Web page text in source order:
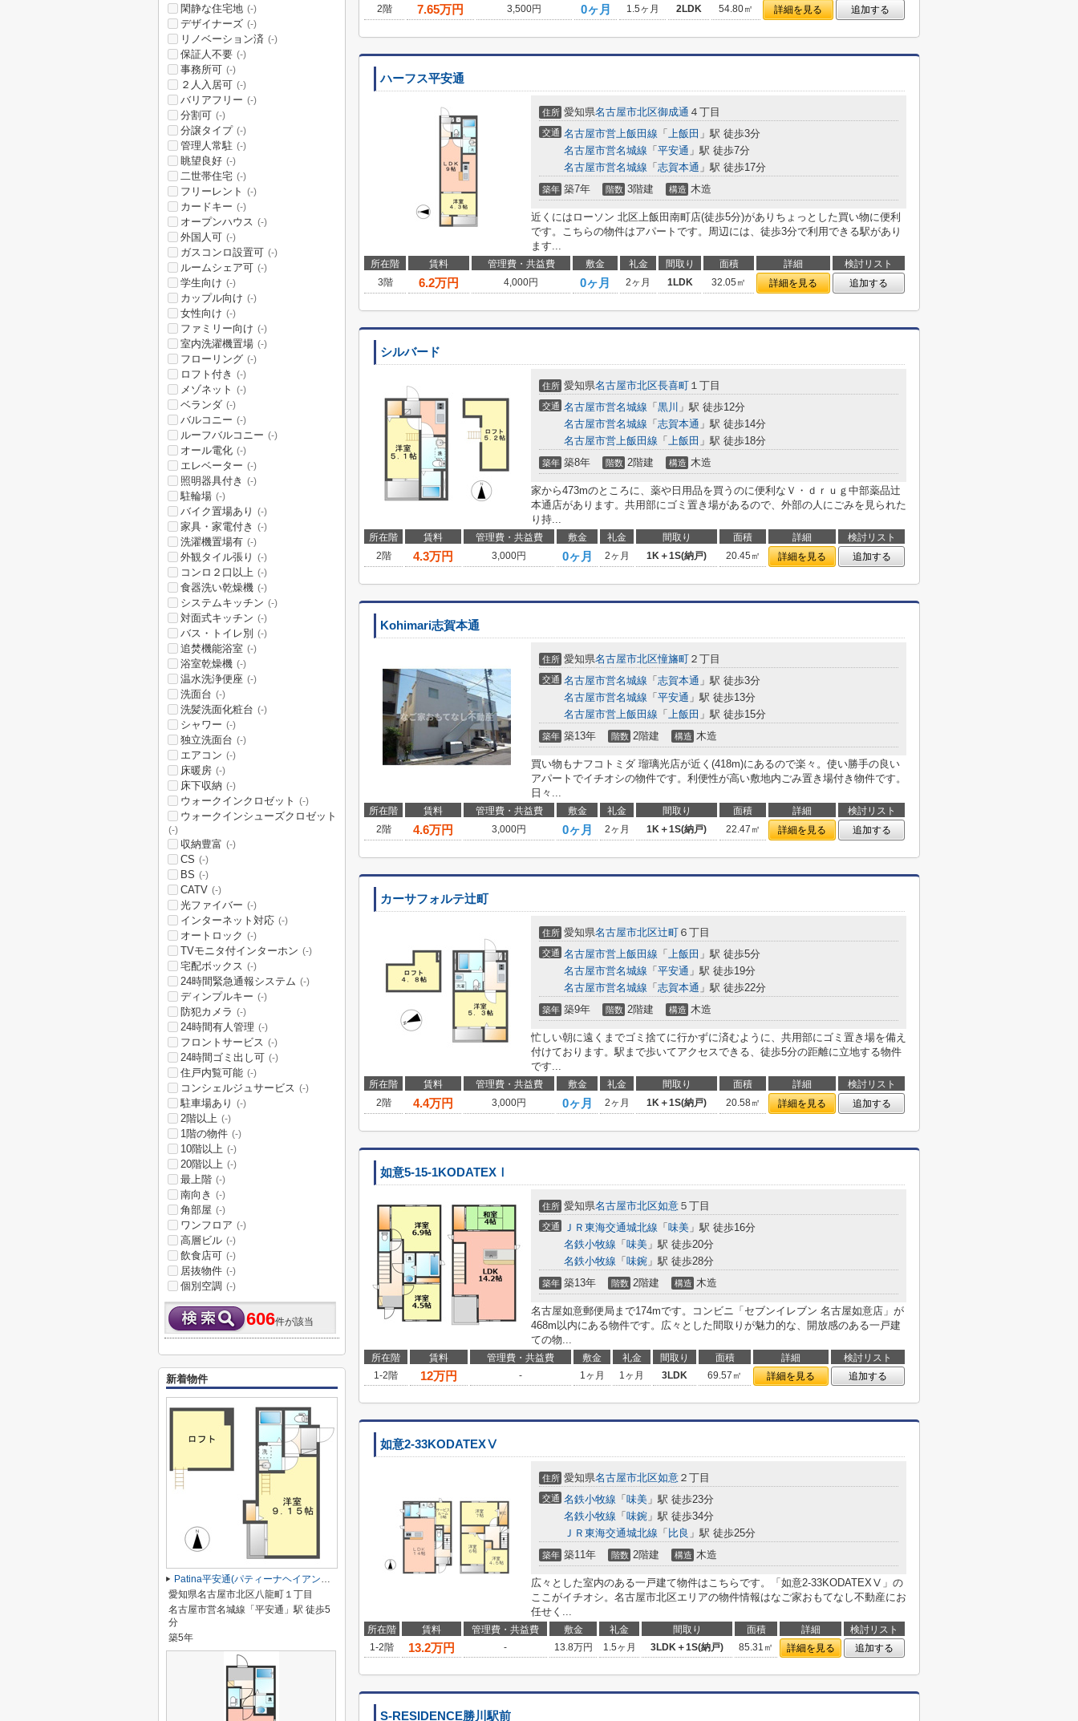
2階
7.65万円 3,500円 0ヶ月 1.5ヶ月 2LDK 54.80㎡ 詳細を見る 追加する
ハーフス平安通
住所 愛知県名古屋市北区御成通 ４丁目
交通 名古屋市営上飯田線 「 上飯田 」駅 徒歩3分
名古屋市営名城線 「 平安通 」駅 徒歩7分
名古屋市営名城線 「 志賀本通 」駅 徒歩17分
築年 築7年 階数 3階建 構造 木造
近くにはローソン 北区上飯田南町店(徒歩5分)がありちょっとした買い物に便利
です。こちらの物件はアパートです。周辺には、徒歩3分で利用できる駅があり
ます...
所在階 賃料 管理費・共益費 敷金 礼金 間取り 面積 詳細
検討リスト
3階
6.2万円 4,000円 0ヶ月 2ヶ月 1LDK 32.05㎡ 詳細を見る 追加する
シルバード
住所 愛知県名古屋市北区長喜町 １丁目
交通 名古屋市営名城線 「 黒川 」駅 徒歩12分
名古屋市営名城線 「 志賀本通 」駅 徒歩14分
名古屋市営上飯田線 「 上飯田 」駅 徒歩18分
築年 築8年 階数 2階建 構造 木造
家から473mのところに、薬や日用品を買うのに便利なＶ・ｄｒｕｇ中部薬品辻
本通店があります。共用部にゴミ置き場があるので、外部の人にごみを見られた
り持...
所在階 賃料 管理費・共益費 敷金 礼金 間取り 面積 詳細
検討リスト
2階
4.3万円 3,000円 0ヶ月 2ヶ月 1K＋1S(納戸) 20.45㎡ 詳細を見る 追加する
Kohimari志賀本通
住所 愛知県名古屋市北区憧旛町 ２丁目
交通 名古屋市営名城線 「 志賀本通 」駅 徒歩3分
名古屋市営名城線 「 平安通 」駅 徒歩13分
名古屋市営上飯田線 「 上飯田 」駅 徒歩15分
築年 築13年 階数 2階建 構造 木造
買い物もナフコトミダ 瑠璃光店が近く(418m)にあるので楽々。使い勝手の良い
アパートでイチオシの物件です。利便性が高い敷地内ごみ置き場付き物件です。
日々...
所在階 賃料 管理費・共益費 敷金 礼金 間取り 面積 詳細
検討リスト
2階
4.6万円 3,000円 0ヶ月 2ヶ月 1K＋1S(納戸) 22.47㎡ 詳細を見る 追加する
カーサフォルテ辻町
住所 愛知県名古屋市北区辻町 ６丁目
交通 名古屋市営上飯田線 「 上飯田 」駅 徒歩5分
名古屋市営名城線 「 平安通 」駅 徒歩19分
名古屋市営名城線 「 志賀本通 」駅 徒歩22分
築年 築9年 階数 2階建 構造 木造
忙しい朝に遠くまでゴミ捨てに行かずに済むように、共用部にゴミ置き場を備え
付けております。駅まで歩いてアクセスできる、徒歩5分の距離に立地する物件
です...
所在階 賃料 管理費・共益費 敷金 礼金 間取り 面積 詳細
検討リスト
2階
4.4万円 3,000円 0ヶ月 2ヶ月 1K＋1S(納戸) 20.58㎡ 詳細を見る 追加する
如意5-15-1KODATEXⅠ
住所 愛知県名古屋市北区如意 ５丁目
交通 ＪＲ東海交通城北線 「 味美 」駅 徒歩16分
名鉄小牧線 「 味美 」駅 徒歩20分
名鉄小牧線 「 味鋺 」駅 徒歩28分
築年 築13年 階数 2階建 構造 木造
名古屋如意郵便局まで174mです。コンビニ「セブンイレブン 名古屋如意店」が
468m以内にある物件です。広々とした間取りが魅力的な、開放感のある一戸建
ての物...
所在階 賃料 管理費・共益費 敷金 礼金 間取り 面積 詳細
検討リスト
1-2階
12万円 - 1ヶ月 1ヶ月 3LDK 69.57㎡ 詳細を見る 追加する
如意2-33KODATEXⅤ
住所 愛知県名古屋市北区如意 ２丁目
交通 名鉄小牧線 「 味美 」駅 徒歩23分
名鉄小牧線 「 味鋺 」駅 徒歩34分
ＪＲ東海交通城北線 「 比良 」駅 徒歩25分
築年 築11年 階数 2階建 構造 木造
広々とした室内のある一戸建て物件はこちらです。「如意2-33KODATEXⅤ」の
ここがイチオシ。名古屋市北区エリアの物件情報はなご家おもてなし不動産にお
任せく...
所在階 賃料 管理費・共益費 敷金 礼金 間取り 面積 詳細
検討リスト
1-2階
13.2万円 - 13.8万円 1.5ヶ月 3LDK＋1S(納戸) 85.31㎡ 詳細を見る 追加する
S-RESIDENCE勝川駅前
閑静な住宅地 (-)
デザイナーズ (-)
リノベーション済 (-)
保証人不要 (-)
事務所可 (-)
２人入居可 (-)
バリアフリー (-)
分割可 (-)
分譲タイプ (-)
管理人常駐 (-)
眺望良好 (-)
二世帯住宅 (-)
フリーレント (-)
カードキー (-)
オープンハウス (-)
外国人可 (-)
ガスコンロ設置可 (-)
ルームシェア可 (-)
学生向け (-)
カップル向け (-)
女性向け (-)
ファミリー向け (-)
室内洗濯機置場 (-)
フローリング (-)
ロフト付き (-)
メゾネット (-)
ベランダ (-)
バルコニー (-)
ルーフバルコニー (-)
オール電化 (-)
エレベーター (-)
照明器具付き (-)
駐輪場 (-)
バイク置場あり (-)
家具・家電付き (-)
洗濯機置場有 (-)
外観タイル張り (-)
コンロ２口以上 (-)
食器洗い乾燥機 (-)
システムキッチン (-)
対面式キッチン (-)
バス・トイレ別 (-)
追焚機能浴室 (-)
浴室乾燥機 (-)
温水洗浄便座 (-)
洗面台 (-)
洗髪洗面化粧台 (-)
シャワー (-)
独立洗面台 (-)
エアコン (-)
床暖房 (-)
床下収納 (-)
ウォークインクロゼット (-)
ウォークインシューズクロゼット
(-)
収納豊富 (-)
CS (-)
BS (-)
CATV (-)
光ファイバー (-)
インターネット対応 (-)
オートロック (-)
TVモニタ付インターホン (-)
宅配ボックス (-)
24時間緊急通報システム (-)
ディンプルキー (-)
防犯カメラ (-)
24時間有人管理 (-)
フロントサービス (-)
24時間ゴミ出し可 (-)
住戸内覧可能 (-)
コンシェルジュサービス (-)
駐車場あり (-)
2階以上 (-)
1階の物件 (-)
10階以上 (-)
20階以上 (-)
最上階 (-)
南向き (-)
角部屋 (-)
ワンフロア (-)
高層ビル (-)
飲食店可 (-)
居抜物件 (-)
個別空調 (-)
606件が該当
新着物件
Patina平安通(パティーナヘイアンドオリ)
愛知県名古屋市北区八龍町１丁目
名古屋市営名城線「平安通」駅 徒歩5
分
築5年